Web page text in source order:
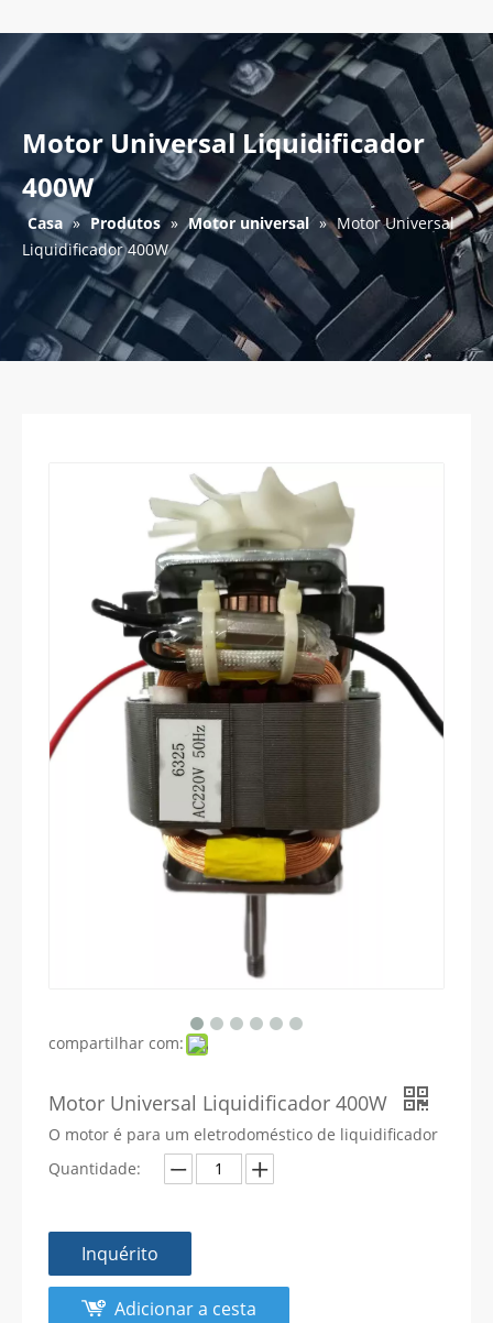
Motor Universal Liquidificador
400W
Casa » Produtos » Motor universal » Motor Universal
Liquidificador 400W
compartilhar com:
Motor Universal Liquidificador 400W
O motor é para um eletrodoméstico de liquidificador
Quantidade:
Inquérito
Adicionar a cesta